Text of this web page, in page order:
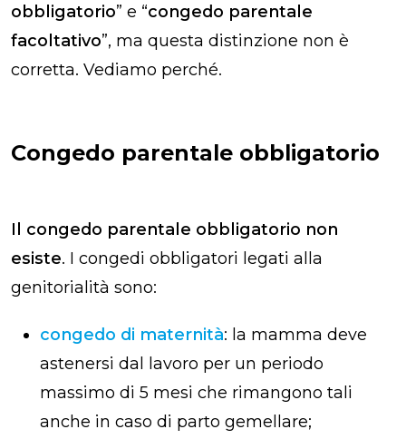
obbligatorio” e “congedo parentale
facoltativo”, ma questa distinzione non è
corretta. Vediamo perché.
Congedo parentale obbligatorio​
Il congedo parentale obbligatorio​ non
esiste. I congedi obbligatori legati alla
genitorialità sono:
congedo di maternità: la mamma deve
astenersi dal lavoro per un periodo
massimo di 5 mesi che rimangono tali
anche in caso di parto gemellare;